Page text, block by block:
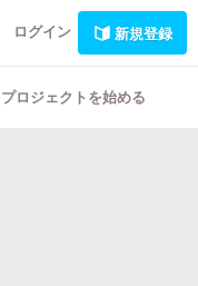
ログイン 新規登録
プロジェクトを始める